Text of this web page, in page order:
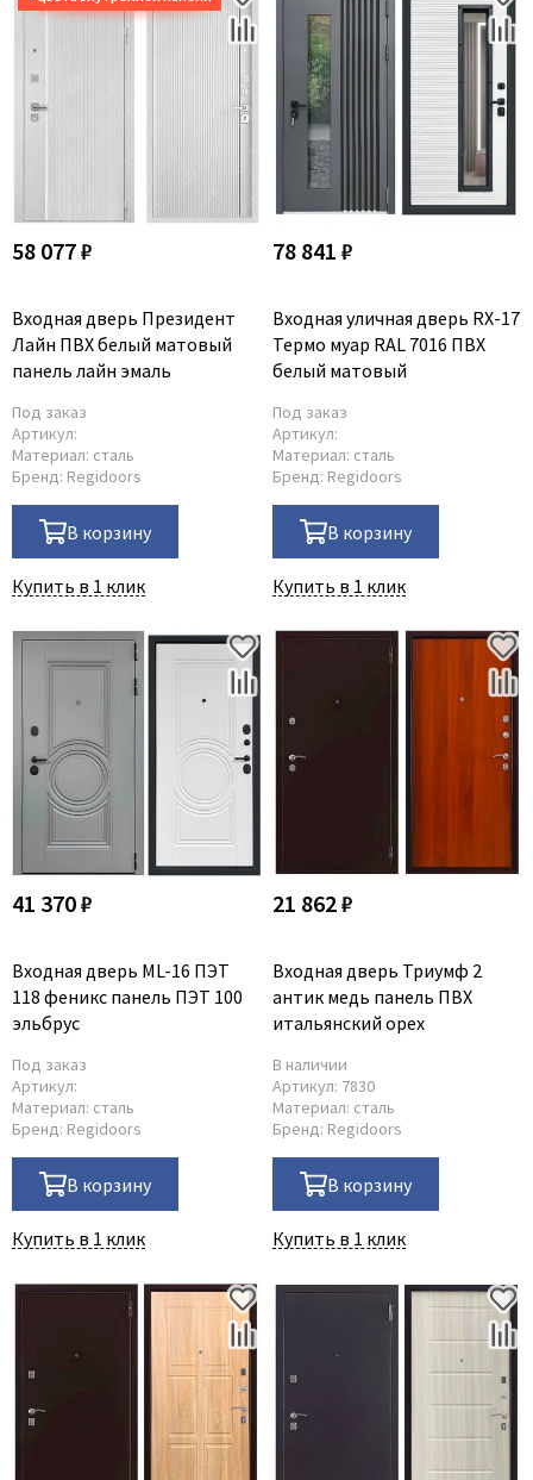
58 077 ₽
Входная дверь Президент
Лайн ПВХ белый матовый
панель лайн эмаль
Под заказ
Артикул:
Материал: сталь
Бренд: Regidoors
В корзину
Купить в 1 клик
78 841 ₽
Входная уличная дверь RX-17
Термо муар RAL 7016 ПВХ
белый матовый
Под заказ
Артикул:
Материал: сталь
Бренд: Regidoors
В корзину
Купить в 1 клик
41 370 ₽
Входная дверь ML-16 ПЭТ
118 феникс панель ПЭТ 100
эльбрус
Под заказ
Артикул:
Материал: сталь
Бренд: Regidoors
В корзину
Купить в 1 клик
21 862 ₽
Входная дверь Триумф 2
антик медь панель ПВХ
итальянский орех
В наличии
Артикул: 7830
Материал: сталь
Бренд: Regidoors
В корзину
Купить в 1 клик